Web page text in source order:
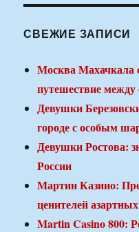
СВЕЖИЕ ЗАПИСИ
Москва Махачкала
путешествие
Девушки
городе с особым
Девушки Ростова:
России
Мартин Казино:
ценителей
Martin Casino 800: